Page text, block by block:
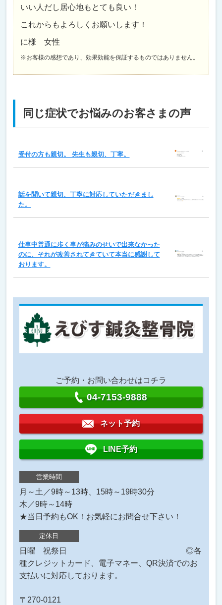
いい人だし居心地もとても良い！
これからもよろしくお願いします！
に様 女性
※お客様の感想であり、効果効能を保証するものではありません。
同じ症状でお悩みのお客さまの声
受付の方も親切。 先生も親切、丁寧。
話を聞いて親切、丁寧に対応していただきまし
た。
仕事中普通に歩く事が痛みのせいで出来なかった
のに、それが改善されてきていて本当に感謝して
おります。
ご予約・お問い合わせはコチラ
04-7153-9888
ネット予約
LINE予約
営業時間
月～土／9時～13時、15時～19時30分
木／9時～14時
★当日予約もOK！お気軽にお問合せ下さい！
定休日
日曜 祝祭日 ◎各
種クレジットカード、電子マネー、QR決済でのお
支払いに対応しております。
〒270-0121